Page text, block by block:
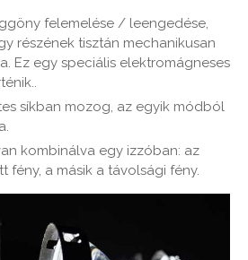
felemelése / leengedése,
részének tisztán mechanikusan
Ez egy speciális elektromágneses
síkban mozog, az egyik módból
kombinálva egy izzóban: az
fény, a másik a távolsági fény.